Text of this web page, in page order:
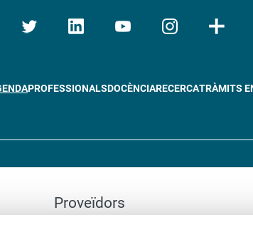
PROFESSIONALSDOCÈNCIARECERCATRÀMITS
Proveïdors